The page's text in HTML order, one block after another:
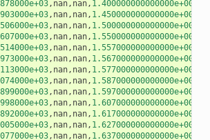
, nan, nan, 1.400000000000000e+00
, nan, nan, 1.450000000000000e+00
, nan, nan, 1.500000000000000e+00
, nan, nan, 1.550000000000000e+00
, nan, nan, 1.557000000000000e+00
, nan, nan, 1.567000000000000e+00
, nan, nan, 1.577000000000000e+00
, nan, nan, 1.587000000000000e+00
, nan, nan, 1.597000000000000e+00
, nan, nan, 1.607000000000000e+00
, nan, nan, 1.617000000000000e+00
, nan, nan, 1.627000000000000e+00
, nan, nan, 1.637000000000000e+00